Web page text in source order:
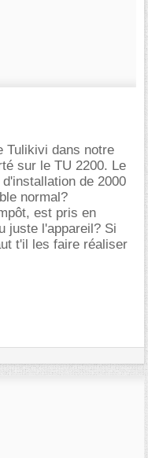
Tulikivi dans notre
sur le TU 2200. Le
de 2000
normal?
est pris en
juste l'appareil? Si
t'il les faire réaliser